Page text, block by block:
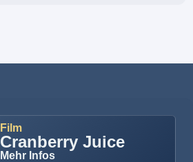
Film
Cranberry Juice
Mehr Infos